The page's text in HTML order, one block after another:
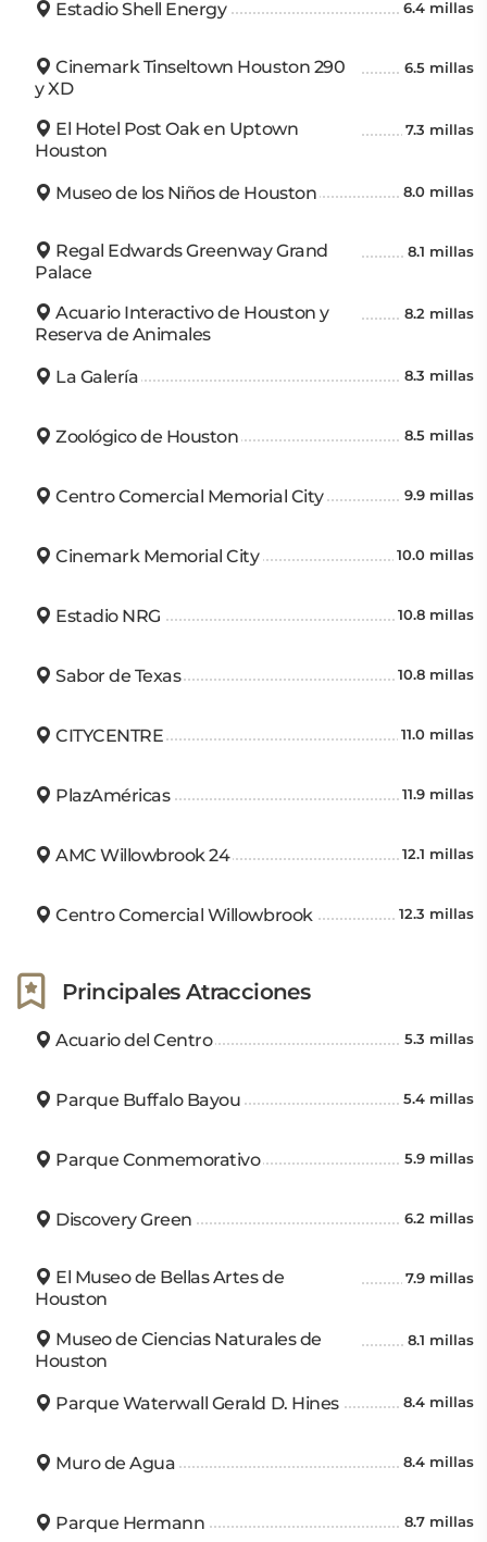
Estadio Shell Energy 6.4 millas
Cinemark Tinseltown Houston 290
y XD
6.5 millas
El Hotel Post Oak en Uptown
Houston
7.3 millas
Museo de los Niños de Houston 8.0 millas
Regal Edwards Greenway Grand
Palace
8.1 millas
Acuario Interactivo de Houston y
Reserva de Animales
8.2 millas
La Galería 8.3 millas
Zoológico de Houston 8.5 millas
Centro Comercial Memorial City 9.9 millas
Cinemark Memorial City 10.0 millas
Estadio NRG 10.8 millas
Sabor de Texas 10.8 millas
CITYCENTRE 11.0 millas
PlazAméricas 11.9 millas
AMC Willowbrook 24 12.1 millas
Centro Comercial Willowbrook 12.3 millas
Principales Atracciones
Acuario del Centro 5.3 millas
Parque Buffalo Bayou 5.4 millas
Parque Conmemorativo 5.9 millas
Discovery Green 6.2 millas
El Museo de Bellas Artes de
Houston
7.9 millas
Museo de Ciencias Naturales de
Houston
8.1 millas
Parque Waterwall Gerald D. Hines 8.4 millas
Muro de Agua 8.4 millas
Parque Hermann 8.7 millas